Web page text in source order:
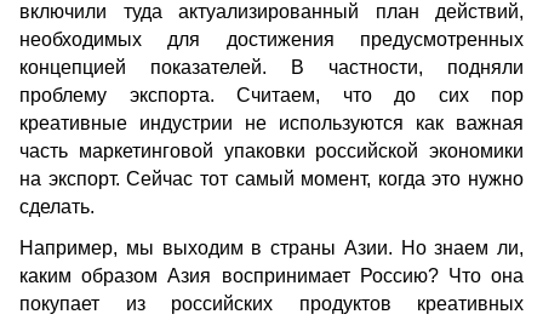
включили туда актуализированный план действий,
необходимых для достижения предусмотренных
концепцией показателей. В частности, подняли
проблему экспорта. Считаем, что до сих пор
креативные индустрии не используются как важная
часть маркетинговой упаковки российской экономики
на экспорт. Сейчас тот самый момент, когда это нужно
сделать.
Например, мы выходим в страны Азии. Но знаем ли,
каким образом Азия воспринимает Россию? Что она
покупает из российских продуктов креативных